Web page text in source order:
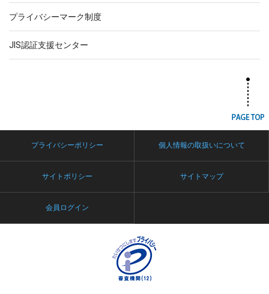
プライバシーマーク制度
JIS認証支援センター
プライバシーポリシー 個人情報の取扱いについて
サイトポリシー サイトマップ
会員ログイン